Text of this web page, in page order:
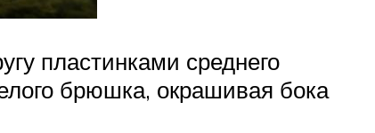
пластинками среднего
брюшка, окрашивая бока